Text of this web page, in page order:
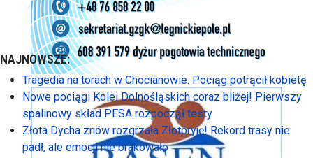
NAJNOWSZE:
Tragedia na torach w Chocianowie. Pociąg potrącił kobietę
Nowe pociągi Kolei Dolnośląskich coraz bliżej! Pierwszy
spalinowy skład PESA rozpoczął testy
Złota Dycha znów rozgrzała Złotoryję! Rekord trasy nie
padł, ale emocji nie brakowało